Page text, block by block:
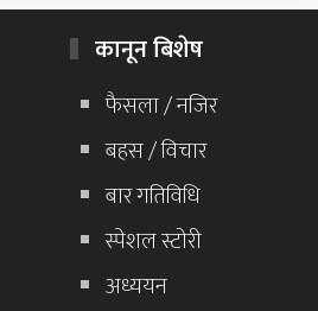
कानून बिशेष
फैसला / नजिर
बहस / विचार
बार गतिविधि
स्पेशल स्टोरी
अध्ययन